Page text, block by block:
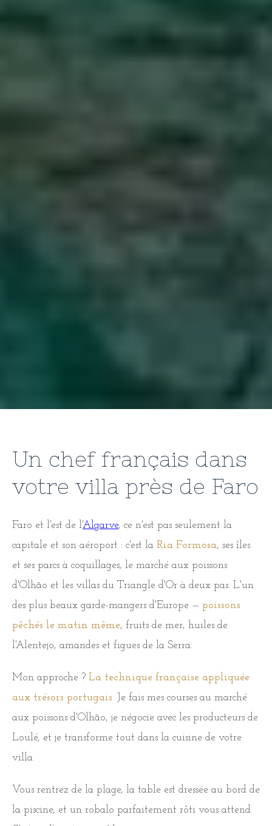
Un chef français dans
votre villa près de Faro
Faro et l'est de l'Algarve, ce n'est pas seulement la
capitale et son aéroport : c'est la Ria Formosa, ses îles
et ses parcs à coquillages, le marché aux poissons
d'Olhão et les villas du Triangle d'Or à deux pas. L'un
des plus beaux garde-mangers d'Europe — poissons
pêchés le matin même, fruits de mer, huiles de
l'Alentejo, amandes et figues de la Serra.
Mon approche ? La technique française appliquée
aux trésors portugais. Je fais mes courses au marché
aux poissons d'Olhão, je négocie avec les producteurs de
Loulé, et je transforme tout dans la cuisine de votre
villa.
Vous rentrez de la plage, la table est dressée au bord de
la piscine, et un robalo parfaitement rôti vous attend.